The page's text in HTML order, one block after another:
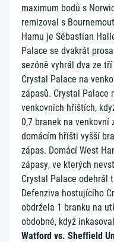
maximum bodů s
remizoval s
Hamu je Sébastian
Palace se dvakrát
sezóně vyhrál dva ze
Crystal Palace na
zápasů. Crystal Palace
venkovních hřištích,
0,7 branek na venkovní
domácím hřišti vyšší
zápas. Domácí West
zápasy, ve kterých
Crystal Palace odehrál
Defenziva hostujícího
obdržela 1 branku na
obdobné, když
Watford vs. Sheffield